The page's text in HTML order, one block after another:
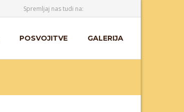
Spremljaj nas tudi na:
POSVOJITVE GALERIJA